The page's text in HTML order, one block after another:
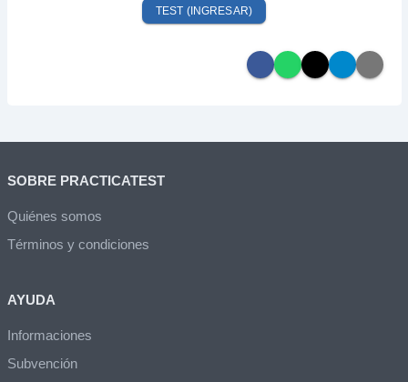
TEST (INGRESAR)
SOBRE PRACTICATEST
Quiénes somos
Términos y condiciones
AYUDA
Informaciones
Subvención